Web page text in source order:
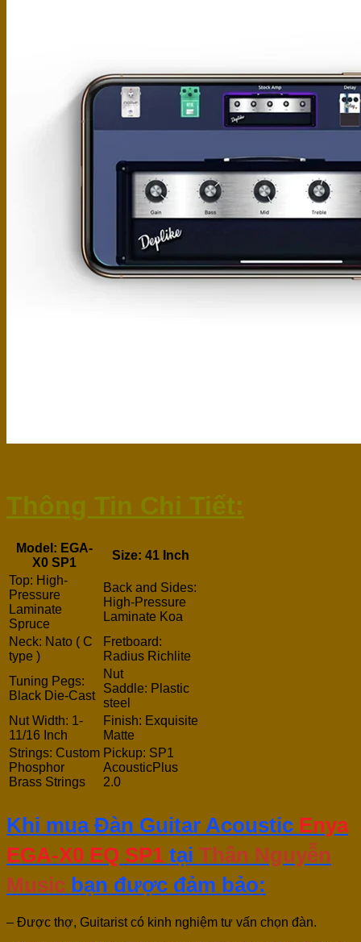
Thông Tin Chi Tiết:
Model: EGA-
X0 SP1
Size: 41 Inch
Top: High-
Pressure
Laminate
Spruce
Back and Sides:
High-Pressure
Laminate Koa
Neck: Nato ( C
type )
Fretboard:
Radius Richlite
Tuning Pegs:
Black Die-Cast
Nut
Saddle: Plastic
steel
Nut Width: 1-
11/16 Inch
Finish: Exquisite
Matte
Strings: Custom
Phosphor
Brass Strings
Pickup: SP1
AcousticPlus
2.0
Khi mua Đàn Guitar Acoustic Enya
EGA-X0 EQ SP1 tại Thân Nguyễn
Music bạn được đảm bảo:
– Được thợ, Guitarist có kinh nghiệm tư vấn chọn đàn.